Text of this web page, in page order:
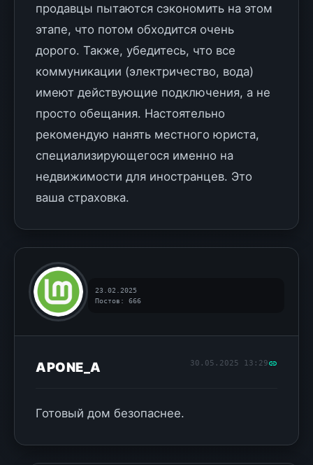
продавцы пытаются сэкономить на этом
этапе, что потом обходится очень
дорого. Также, убедитесь, что все
коммуникации (электричество, вода)
имеют действующие подключения, а не
просто обещания. Настоятельно
рекомендую нанять местного юриста,
специализирующегося именно на
недвижимости для иностранцев. Это
ваша страховка.
23.02.2025
Постов: 666
APONE_A 30.05.2025 13:29
Готовый дом безопаснее.